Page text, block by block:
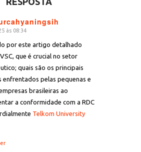
às 08:34
por este artigo detalhado
que é crucial no setor
quais são os principais
enfrentados pelas pequenas e
brasileiras ao
a conformidade com a RDC
Telkom University